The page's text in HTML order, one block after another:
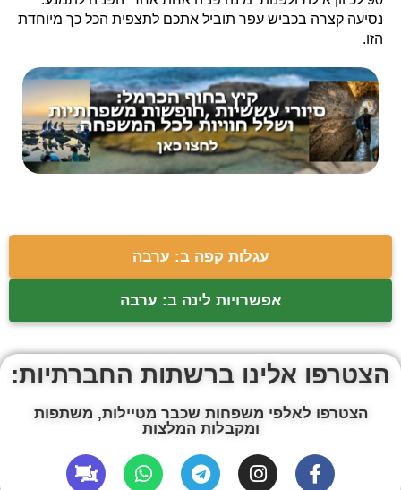
נסיעה קצרה בכביש עפר תוביל אתכם לתצפית הכל כך מיוחדת
הזו.
עגלות קפה ב: ערבה
אפשרויות לינה ב: ערבה
הצטרפו אלינו ברשתות החברתיות:
הצטרפו לאלפי משפחות שכבר מטיילות, משתפות
ומקבלות המלצות